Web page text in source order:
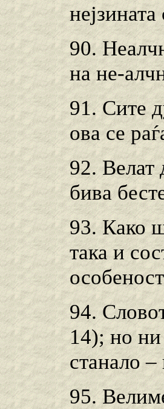
90.
на не-
91. Сите
ова ce
92. Велат
бива
93. Како
така и
94.
14); но
станало
95.